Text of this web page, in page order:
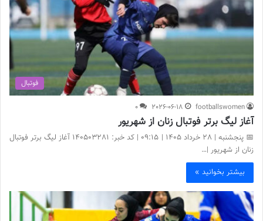
فوتبال
footballswomen
2026-06-18
0
آغاز لیگ برتر فوتبال زنان از شهریور
📅 پنجشنبه | 28 خرداد ۱۴۰۵ | 09:15 | کد خبر: 140503281 آغاز لیگ برتر فوتبال
زنان از شهریور |…
بیشتر بخوانید »